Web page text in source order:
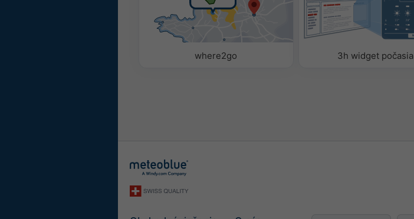
Parametre
Pomocou nasledujúcich možností môžete do widgetu
pridať alebo z neho odstrániť meteorologické
parametre.
Nárazy vetra
Smer vetra
where2go 3h widget počasia